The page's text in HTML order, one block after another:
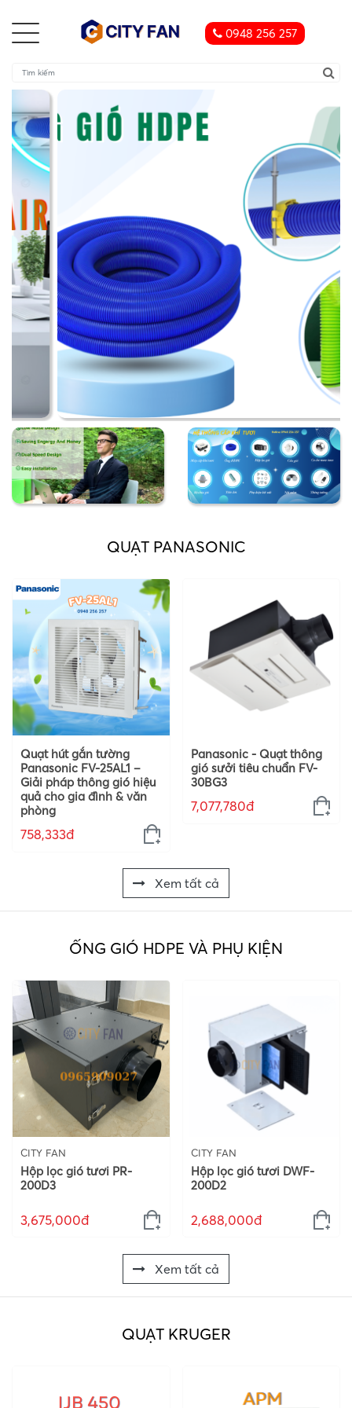
0948 256 257
QUẠT PANASONIC
Quạt hút gắn tường
Panasonic FV-25AL1 –
Giải pháp thông gió hiệu
quả cho gia đình & văn
phòng
758,333đ
Panasonic - Quạt thông
gió sưởi tiêu chuẩn FV-
30BG3
7,077,780đ
Xem tất cả
ỐNG GIÓ HDPE VÀ PHỤ KIỆN
CITY FAN
Hộp lọc gió tươi PR-
200D3
3,675,000đ
CITY FAN
Hộp lọc gió tươi DWF-
200D2
2,688,000đ
Xem tất cả
QUẠT KRUGER